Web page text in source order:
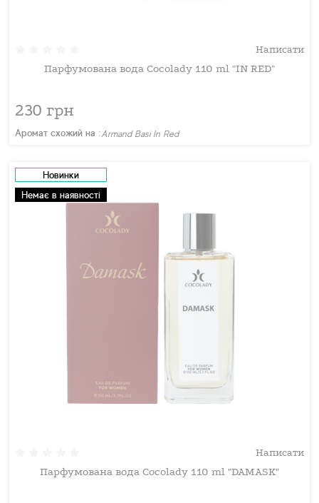
Написати
Парфумована вода Cocolady 110 ml "IN RED"
230 грн
Аромат схожий на :Armand Basi In Red
Новинки
Немає в наявності
Написати
Парфумована вода Cocolady 110 ml "DAMASK"